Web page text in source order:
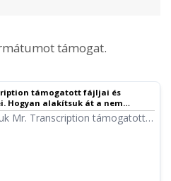
támogat.
támogatott fájljai és
Hogyan alakítsuk át a nem
fájlokat támogatottá.
Mr. Transcription támogatott